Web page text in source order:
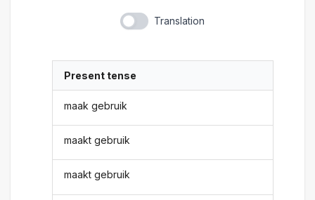
Translation
Present tense
maak gebruik
maakt gebruik
maakt gebruik